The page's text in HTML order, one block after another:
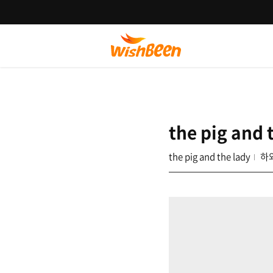
the pig and
the pig and the lady 하